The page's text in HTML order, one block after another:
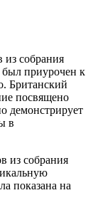
из собрания
приурочен к
Британский
посвящено
демонстрирует
в
из собрания
показана на